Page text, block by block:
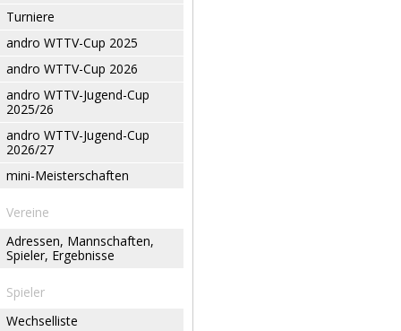
Turniere
andro WTTV-Cup 2025
andro WTTV-Cup 2026
andro WTTV-Jugend-Cup
2025/26
andro WTTV-Jugend-Cup
2026/27
mini-Meisterschaften
Vereine
Adressen, Mannschaften,
Spieler, Ergebnisse
Spieler
Wechselliste